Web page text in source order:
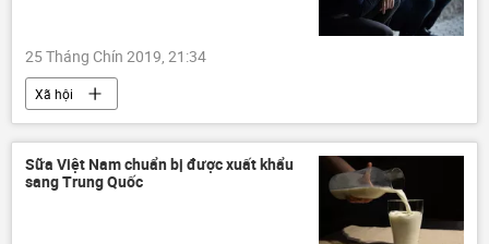
25 Tháng Chín 2019, 21:34
Xã hội
Sữa Việt Nam chuẩn bị được xuất khẩu
sang Trung Quốc